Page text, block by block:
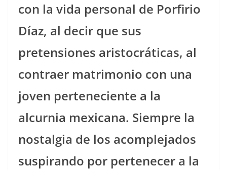
con la vida personal de Porfirio
Díaz, al decir que sus
pretensiones aristocráticas, al
contraer matrimonio con una
joven perteneciente a la
alcurnia mexicana. Siempre la
nostalgia de los acomplejados
suspirando por pertenecer a la